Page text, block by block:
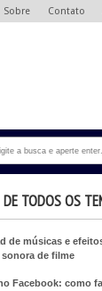
Sobre Contato
DE TODOS OS
de músicas e
de filme
Facebook: como